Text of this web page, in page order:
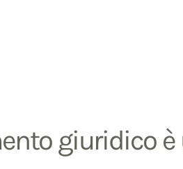
giuridico è